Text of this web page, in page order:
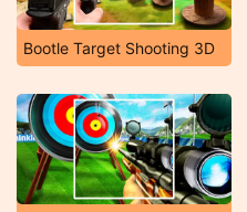
Bootle Target Shooting 3D